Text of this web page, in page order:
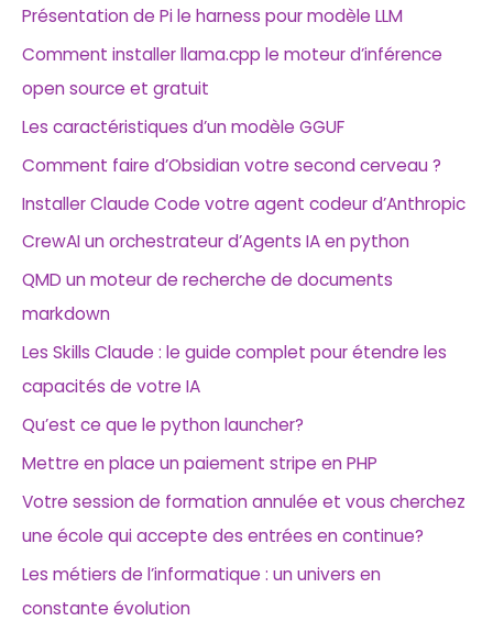
Présentation de Pi le harness pour modèle LLM
Comment installer llama.cpp le moteur d’inférence
open source et gratuit
Les caractéristiques d’un modèle GGUF
Comment faire d’Obsidian votre second cerveau ?
Installer Claude Code votre agent codeur d’Anthropic
CrewAI un orchestrateur d’Agents IA en python
QMD un moteur de recherche de documents
markdown
Les Skills Claude : le guide complet pour étendre les
capacités de votre IA
Qu’est ce que le python launcher?
Mettre en place un paiement stripe en PHP
Votre session de formation annulée et vous cherchez
une école qui accepte des entrées en continue?
Les métiers de l’informatique : un univers en
constante évolution